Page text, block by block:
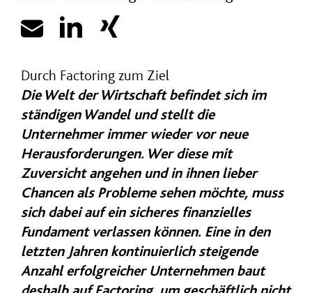
Durch Factoring zum Ziel
Die Welt der Wirtschaft befindet sich im
ständigen Wandel und stellt die
Unternehmer immer wieder vor neue
Herausforderungen. Wer diese mit
Zuversicht angehen und in ihnen lieber
Chancen als Probleme sehen möchte, muss
sich dabei auf ein sicheres finanzielles
Fundament verlassen können. Eine in den
letzten Jahren kontinuierlich steigende
Anzahl erfolgreicher Unternehmen baut